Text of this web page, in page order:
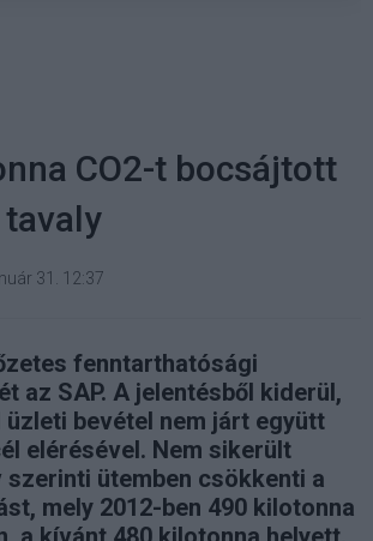
CO2-t bocsájtott
tavaly
31. 12:37
fenntarthatósági
az SAP. A jelentésből kiderül,
bevétel nem járt együtt
elérésével. Nem sikerült
szerinti ütemben csökkenti a
mely 2012-ben 490 kilotonna